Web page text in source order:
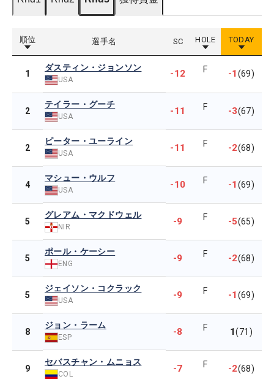
順位 選手名 SC HOLE TODAY
1
ダスティン・ジョンソン
USA
-12 F -1(69)
2
テイラー・グーチ
USA -11 F -3(67)
2
ピーター・ユーライン
USA -11 F -2(68)
4
マシュー・ウルフ
USA -10 F -1(69)
5
グレアム・マクドウェル
NIR -9 F -5(65)
5
ポール・ケーシー
ENG -9 F -2(68)
5
ジェイソン・コクラック
USA -9 F -1(69)
8
ジョン・ラーム
ESP -8 F 1(71)
9
セバスチャン・ムニョス
COL -7 F -2(68)